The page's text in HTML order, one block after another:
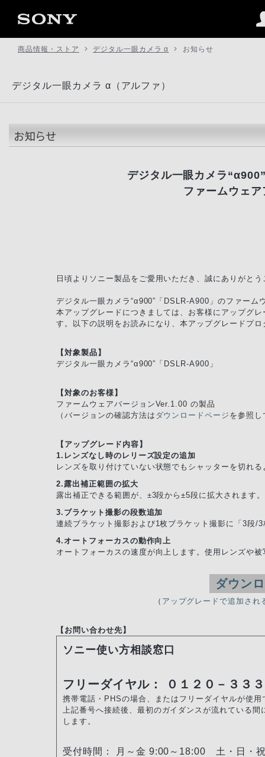
商品情報・ストア デジタル一眼カメラ α お知らせ
デジタル一眼カメラ α（アルファ）
デジタル一眼カメラ
ファームウェ
日頃よりソニー製品をご愛用いただき、誠にありがと
デジタル一眼カメラ“α900”「DSLR-A900」のファー
本アップグレードにつきましては、お客様にアップグ
す。以下の説明をお読みになり、本アップグレードプ
【対象製品】
デジタル一眼カメラ“α900”「DSLR-A900」
【対象のお客様】
ファームウェアバージョンVer.1.00 の製品
（バージョンの確認方法は ダウンロードページ を参照し
【アップグレード内容】
1.レンズなし時のレリーズ設定の追加
レンズを取り付けていない状態でもシャッターを切れ
2.露出補正範囲の拡大
露出補正できる範囲が、±3段から±5段に拡大されます。
3.ブラケット撮影の段数追加
連続ブラケット撮影および1枚ブラケット撮影に「3段/
4.オートフォーカスの動作向上
オートフォーカスの速度が向上します。使用レンズや
ダウン
（ アップグレードで追加さ
【お問い合わせ先】
ソニー使い方相談窓口
フリーダイヤル： ０１２０－３３
携帯電話・PHSの場合、またはフリーダイヤルが使
上記番号へ接続後、最初のガイダンスが流れている
します。
受付時間： 月～金 9:00～18:00 土・日・